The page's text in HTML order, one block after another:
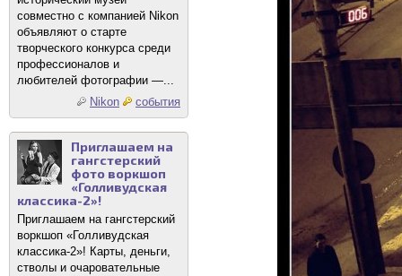
совместно с компанией Nikon
объявляют о старте
творческого конкурса среди
профессионалов и
любителей фотографии —...
Nikon
события
Приглашаем на
гангстерский
фото воркшоп
«Голливудская
классика-2»!
Приглашаем на гангстерский
воркшоп «Голливудская
классика-2»! Карты, деньги,
стволы и очаровательные